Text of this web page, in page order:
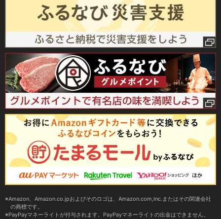
Amazon、Amazon.co.jpおよびそのロゴは、Amazon.com,Inc.またはその関連会社
の商標です。
PayPayマネーライトが付与されます。PayPayマネーライトの出金はできません。